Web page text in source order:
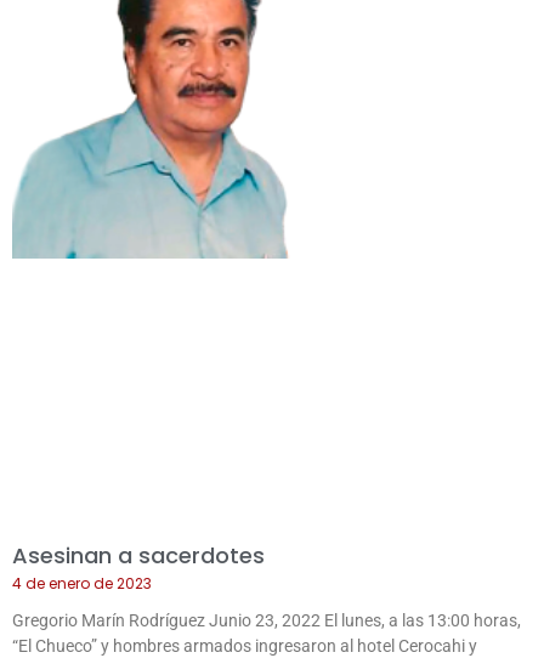
Asesinan a sacerdotes
4 de enero de 2023
Gregorio Marín Rodríguez Junio 23, 2022 El lunes, a las 13:00 horas,
“El Chueco” y hombres armados ingresaron al hotel Cerocahi y